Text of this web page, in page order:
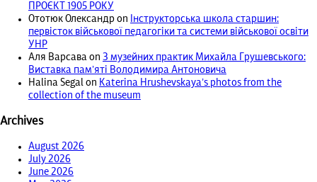
ПРОЄКТ 1905 РОКУ
Ототюк Олександр on
Інструкторська школа старшин:
первісток військової педагогіки та системи військової освіти
УНР
Аля Варсава on З музейних практик Михайла Грушевського:
Виставка пам’яті Володимира Антоновича
Halina Segal on Katerina Hrushevskaya’s photos from the
collection of the museum
Archives
August 2026
July 2026
June 2026